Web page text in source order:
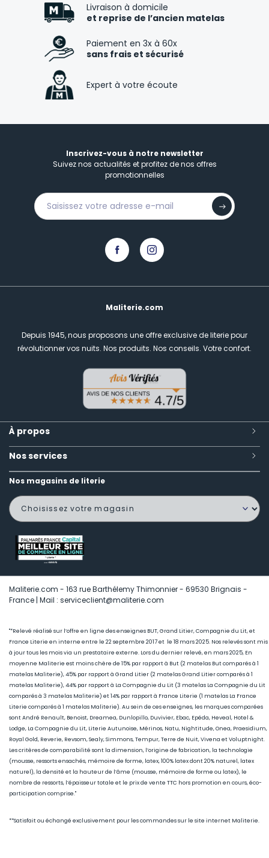
Livraison à domicile
et reprise de l’ancien matelas
Paiement en 3x à 60x
sans frais et sécurisé
Expert à votre écoute
Inscrivez-vous à notre newsletter
Suivez nos actualités et profitez de nos offres
promotionnelles
Maliterie.com
Depuis 1945, nous proposons une offre exclusive de literie pour
révolutionner vos nuits. Nos produits. Nos conseils. Votre confort.
À propos
Nos services
Nos magasins de literie
Maliterie.com - 163 rue Barthélemy Thimonnier - 69530 Brignais -
France | Mail : serviceclient@maliterie.com
"*Relevé réalisé sur l’offre en ligne des enseignes BUT, Grand Litier, Compagnie du Lit, et
France Literie en interne entre le 22 septembre 2017 et le 18 mars 2025. Nos relevés sont mis
à jour tous les mois via un prestataire externe. Lors du dernier relevé, en mars 2025, En
moyenne Maliterie est moins chère de 15% par rapport à But (2 matelas But comparés à 1
matelas Maliterie), 45% par rapport à Grand Litier (2 matelas Grand Litier comparés à 1
matelas Maliterie), 44% par rapport à La Compagnie du Lit (3 matelas La Compagnie du Lit
comparés à 3 matelas Maliterie) et 14% par rapport à France Literie (1 matelas La France
Literie comparés à 1 matelas Maliterie). Au sein de ces enseignes, les marques comparées
sont André Renault, Benoist, Dreamea, Dunlopillo, Duvivier, Ebac, Epéda, Heveal, Hotel &
Lodge, La Compagnie du Lit, Literie Autunoise, Mérinos, Natu, Nightitude, Onea, Praesidium,
Royal Gold, Reverie, Revsom, Sealy, Simmons, Tempur, Terre de Nuit, Vivena et Voluptnight.
Les critères de comparabilité sont la dimension, l’origine de fabrication, la technologie
(mousse, ressorts ensachés, mémoire de forme, latex, 100% latex dont 20% naturel, latex
naturel), la densité et la hauteur de l’âme (mousse, mémoire de forme ou latex), le
nombre de ressorts, l’épaisseur totale et le prix de vente TTC hors promotion en cours, éco-
participation comprise."
**Satisfait ou échangé exclusivement pour les commandes sur le site internet Maliterie.